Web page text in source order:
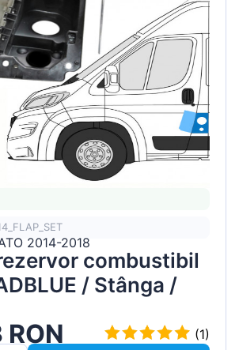
2014-2018
combustibil
/ Stânga /
(1)